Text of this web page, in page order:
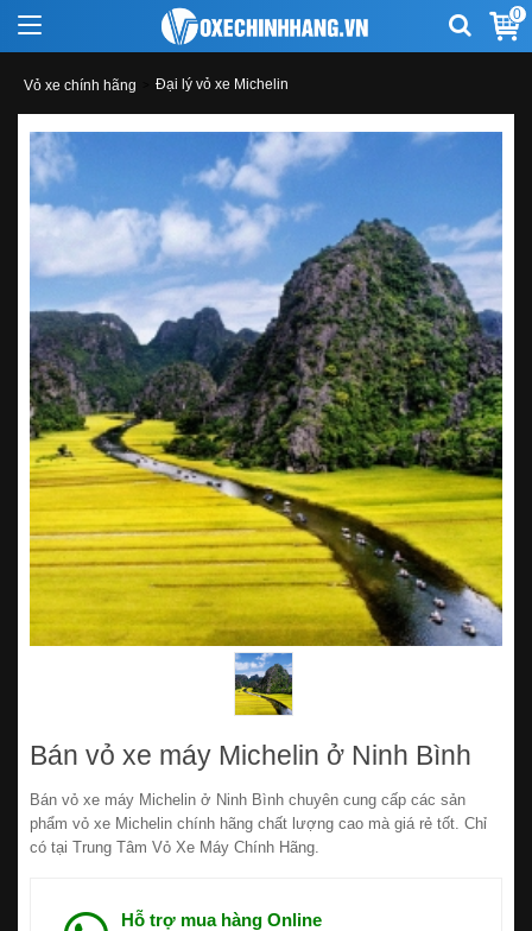
0
Vỏ xe chính hãng Đại lý vỏ xe Michelin
Bán vỏ xe máy Michelin ở Ninh Bình
Bán vỏ xe máy Michelin ở Ninh Bình chuyên cung cấp các sản
phẩm vỏ xe Michelin chính hãng chất lượng cao mà giá rẻ tốt. Chỉ
có tại Trung Tâm Vỏ Xe Máy Chính Hãng.
Hỗ trợ mua hàng Online